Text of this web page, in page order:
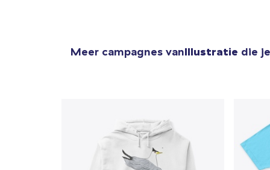
Meer campagnes vanIllustratie die